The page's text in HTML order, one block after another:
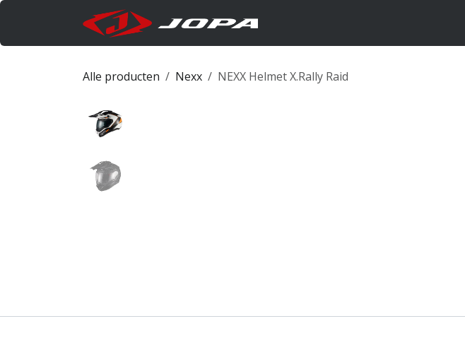
Overslaan naar inhoud
Alle producten Nexx NEXX Helmet X.Rally Raid